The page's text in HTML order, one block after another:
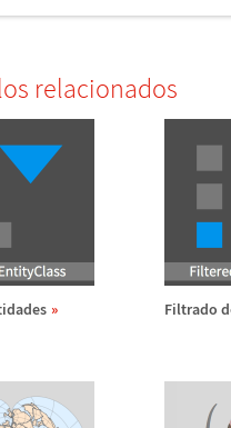
relacionados
Filtrado